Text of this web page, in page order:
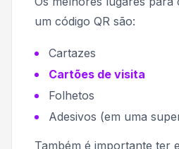
um código QR são:
Cartazes
Cartões de visita
Folhetos
Adesivos (em uma
Também é importante ter